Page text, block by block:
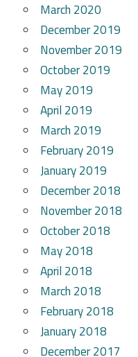
March 2020
December 2019
November 2019
October 2019
May 2019
April 2019
March 2019
February 2019
January 2019
December 2018
November 2018
October 2018
May 2018
April 2018
March 2018
February 2018
January 2018
December 2017